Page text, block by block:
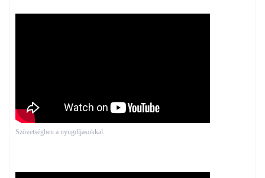
Szövetségben a nyugdíjasokkal